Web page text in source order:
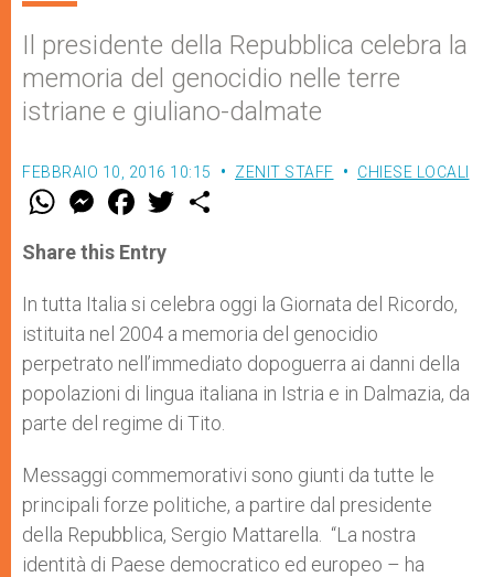
Il presidente della Repubblica celebra la
memoria del genocidio nelle terre
istriane e giuliano-dalmate
FEBBRAIO 10, 2016 10:15 ZENIT STAFF CHIESE LOCALI
W
t
s
p
p
M
e
s
e
g
e
r
F
a
e
b
o
k
w
r
Share this Entry
In tutta Italia si celebra oggi la Giornata del Ricordo,
istituita nel 2004 a memoria del genocidio
perpetrato nell’immediato dopoguerra ai danni della
popolazioni di lingua italiana in Istria e in Dalmazia, da
parte del regime di Tito.
Messaggi commemorativi sono giunti da tutte le
principali forze politiche, a partire dal presidente
della Repubblica, Sergio Mattarella. “La nostra
identità di Paese democratico ed europeo – ha